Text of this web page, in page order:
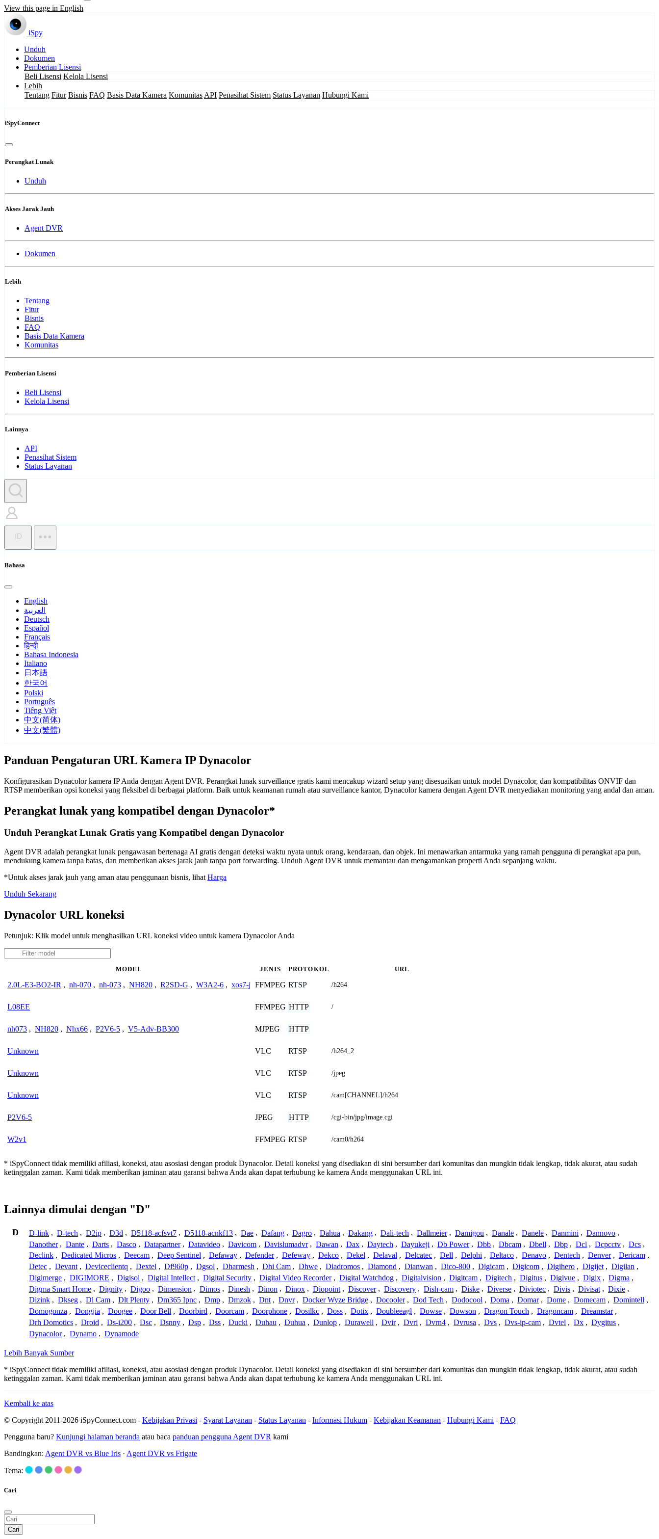
View this page in English
iSpy
Unduh
Dokumen
Pemberian Lisensi
Beli Lisensi Kelola Lisensi
Lebih
Tentang Fitur Bisnis FAQ Basis Data Kamera Komunitas API Penasihat Sistem Status Layanan Hubungi Kami
iSpyConnect
Perangkat Lunak
Unduh
Akses Jarak Jauh
Agent DVR
Dokumen
Lebih
Tentang
Fitur
Bisnis
FAQ
Basis Data Kamera
Komunitas
Pemberian Lisensi
Beli Lisensi
Kelola Lisensi
Lainnya
API
Penasihat Sistem
Status Layanan
ID
Bahasa
English
العربية
Deutsch
Español
Français
हिन्दी
Bahasa Indonesia
Italiano
日本語
한국어
Polski
Português
Tiếng Việt
中文(简体)
中文(繁體)
Panduan Pengaturan URL Kamera IP Dynacolor
Konfigurasikan Dynacolor kamera IP Anda dengan Agent DVR. Perangkat lunak surveillance gratis kami mencakup wizard setup yang disesuaikan untuk model Dynacolor, dan kompatibilitas ONVIF dan
RTSP memberikan opsi koneksi yang fleksibel di berbagai platform. Baik untuk keamanan rumah atau surveillance kantor, Dynacolor kamera dengan Agent DVR menyediakan monitoring yang andal dan aman.
Perangkat lunak yang kompatibel dengan Dynacolor*
Unduh Perangkat Lunak Gratis yang Kompatibel dengan Dynacolor
Agent DVR adalah perangkat lunak pengawasan bertenaga AI gratis dengan deteksi waktu nyata untuk orang, kendaraan, dan objek. Ini menawarkan antarmuka yang ramah pengguna di perangkat apa pun,
mendukung kamera tanpa batas, dan memberikan akses jarak jauh tanpa port forwarding. Unduh Agent DVR untuk memantau dan mengamankan properti Anda sepanjang waktu.
*Untuk akses jarak jauh yang aman atau penggunaan bisnis, lihat Harga
Unduh Sekarang
Dynacolor URL koneksi
Petunjuk: Klik model untuk menghasilkan URL koneksi video untuk kamera Dynacolor Anda
MODEL JENIS PROTOKOL URL
2.0L-E3-BO2-IR , nh-070 , nh-073 , NH820 , R2SD-G , W3A2-6 , xos7-j FFMPEG RTSP /h264
L08EE FFMPEG HTTP /
nh073 , NH820 , Nhx66 , P2V6-5 , V5-Adv-BB300 MJPEG HTTP
Unknown VLC RTSP /h264_2
Unknown VLC RTSP /jpeg
Unknown VLC RTSP /cam[CHANNEL]/h264
P2V6-5 JPEG HTTP /cgi-bin/jpg/image.cgi
W2v1 FFMPEG RTSP /cam0/h264
* iSpyConnect tidak memiliki afiliasi, koneksi, atau asosiasi dengan produk Dynacolor. Detail koneksi yang disediakan di sini bersumber dari komunitas dan mungkin tidak lengkap, tidak akurat, atau sudah
ketinggalan zaman. Kami tidak memberikan jaminan atau garansi bahwa Anda akan dapat terhubung ke kamera Anda menggunakan URL ini.
Lainnya dimulai dengan "D"
D D-link , D-tech , D2ip , D3d , D5118-acfsvt7 , D5118-acnkf13 , Dae , Dafang , Dagro , Dahua , Dakang , Dali-tech , Dallmeier , Damigou , Danale , Danele , Danmini , Dannovo ,
Danother , Dante , Darts , Dasco , Datapartner , Datavideo , Davicom , Davislumadvr , Dawan , Dax , Daytech , Dayukeji , Db Power , Dbb , Dbcam , Dbell , Dbp , Dcl , Dcpcctv , Dcs ,
Declink , Dedicated Micros , Deecam , Deep Sentinel , Defaway , Defender , Defeway , Dekco , Dekel , Delaval , Delcatec , Dell , Delphi , Deltaco , Denavo , Dentech , Denver , Dericam ,
Detec , Devant , Deviceclientq , Dextel , Df960p , Dgsol , Dharmesh , Dhi Cam , Dhwe , Diadromos , Diamond , Dianwan , Dico-800 , Digicam , Digicom , Digihero , Digijet , Digilan ,
Digimerge , DIGIMORE , Digisol , Digital Intellect , Digital Security , Digital Video Recorder , Digital Watchdog , Digitalvision , Digitcam , Digitech , Digitus , Digivue , Digix , Digma ,
Digma Smart Home , Dignity , Digoo , Dimension , Dimos , Dinesh , Dinon , Dinox , Diopoint , Discover , Discovery , Dish-cam , Diske , Diverse , Diviotec , Divis , Divisat , Dixie ,
Dizink , Dkseg , Dl Cam , Dlt Plenty , Dm365 Ipnc , Dmp , Dmzok , Dnt , Dnvr , Docker Wyze Bridge , Docooler , Dod Tech , Dodocool , Doma , Domar , Dome , Domecam , Domintell ,
Domogonza , Dongjia , Doogee , Door Bell , Doorbird , Doorcam , Doorphone , Dosilkc , Doss , Dotix , Doubleeagl , Dowse , Dowson , Dragon Touch , Dragoncam , Dreamstar ,
Drh Domotics , Droid , Ds-i200 , Dsc , Dsnny , Dsp , Dss , Ducki , Duhau , Duhua , Dunlop , Durawell , Dvir , Dvri , Dvrn4 , Dvrusa , Dvs , Dvs-ip-cam , Dvtel , Dx , Dygitus ,
Dynacolor , Dynamo , Dynamode
Lebih Banyak Sumber
* iSpyConnect tidak memiliki afiliasi, koneksi, atau asosiasi dengan produk Dynacolor. Detail koneksi yang disediakan di sini bersumber dari komunitas dan mungkin tidak lengkap, tidak akurat, atau sudah
ketinggalan zaman. Kami tidak memberikan jaminan atau garansi bahwa Anda akan dapat terhubung ke kamera Anda menggunakan URL ini.
Kembali ke atas
© Copyright 2011-2026 iSpyConnect.com - Kebijakan Privasi - Syarat Layanan - Status Layanan - Informasi Hukum - Kebijakan Keamanan - Hubungi Kami - FAQ
Pengguna baru? Kunjungi halaman beranda atau baca panduan pengguna Agent DVR kami
Bandingkan: Agent DVR vs Blue Iris · Agent DVR vs Frigate
Tema:
Cari
Cari